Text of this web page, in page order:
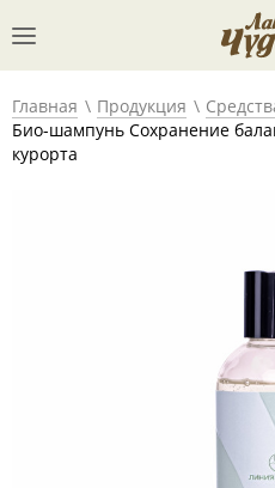
Главная Продукция
Био-шампунь Сохранение
курорта